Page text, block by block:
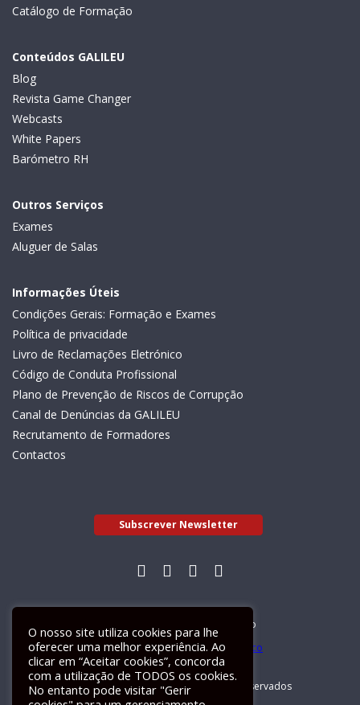
Catálogo de Formação
Conteúdos GALILEU
Blog
Revista Game Changer
Webcasts
White Papers
Barómetro RH
Outros Serviços
Exames
Aluguer de Salas
Informações Úteis
Condições Gerais: Formação e Exames
Política de privacidade
Livro de Reclamações Eletrónico
Código de Conduta Profissional
Plano de Prevenção de Riscos de Corrupção
Canal de Denúncias da GALILEU
Recrutamento de Formadores
Contactos
Subscrever Newsletter
Livro de Reclamações Electrónico
GALILEU 2026 © Todos os direitos reservados
O nosso site utiliza cookies para lhe
oferecer uma melhor experiência. Ao
clicar em “Aceitar cookies”, concorda
com a utilização de TODOS os cookies.
No entanto pode visitar "Gerir